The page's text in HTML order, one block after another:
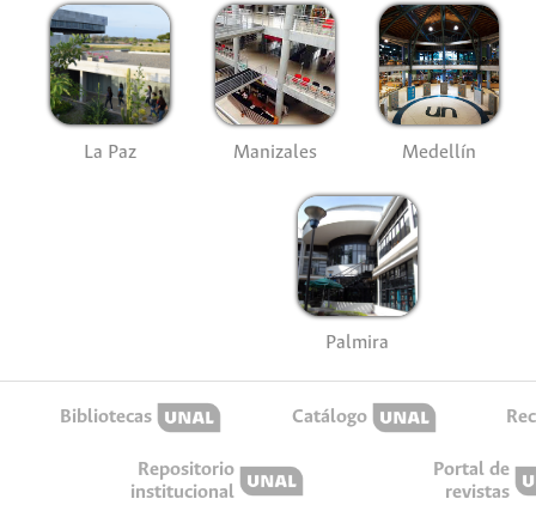
La Paz Manizales Medellín
Palmira
Bibliotecas Catálogo
Repositorio
institucional
Portal de
revistas